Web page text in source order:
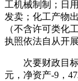
工机械制制；日
发卖；化工产物
（不含许可类化
执照依法自从开
次要财政目标
元，净资产-9，